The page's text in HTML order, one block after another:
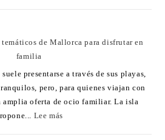
de Mallorca para disfrutar en
familia
presentarse a través de sus playas,
pero, para quienes viajan con
amplia oferta de ocio familiar. La isla
Lee más